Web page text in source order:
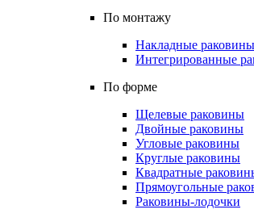
По монтажу
Накладные раковины
Интегрированные
По форме
Щелевые раковины
Двойные раковины
Угловые раковины
Круглые раковины
Квадратные
Прямоугольные
Раковины-лодочки